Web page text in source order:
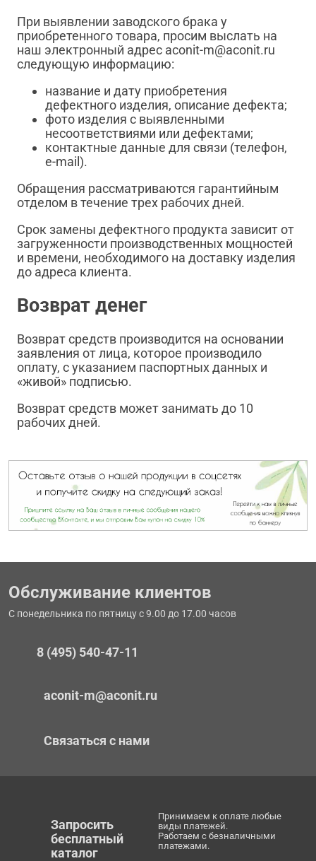
При выявлении заводского брака у
приобретенного товара, просим выслать на
наш электронный адрес aconit-m@aconit.ru
следующую информацию:
название и дату приобретения
дефектного изделия, описание дефекта;
фото изделия с выявленными
несоответствиями или дефектами;
контактные данные для связи (телефон,
e-mail).
Обращения рассматриваются гарантийным
отделом в течение трех рабочих дней.
Срок замены дефектного продукта зависит от
загруженности производственных мощностей
и времени, необходимого на доставку изделия
до адреса клиента.
Возврат денег
Возврат средств производится на основании
заявления от лица, которое производило
оплату, с указанием паспортных данных и
«живой» подписью.
Возврат средств может занимать до 10
рабочих дней.
Обслуживание клиентов
С понедельника по пятницу с 9.00 до 17.00 часов
8 (495) 540-47-11
aconit-m@aconit.ru
Связаться с нами
Запросить
бесплатный
каталог
Принимаем к оплате любые
виды платежей.
Работаем с безналичными
платежами.